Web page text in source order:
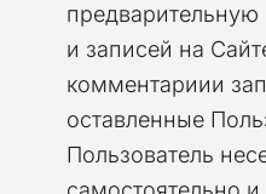
и записей на
комментариии
оставленные
Пользователь